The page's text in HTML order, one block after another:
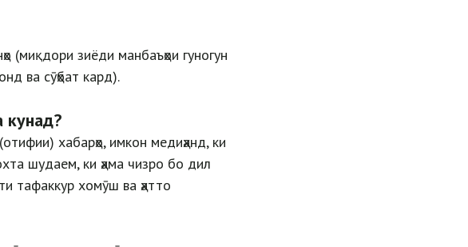
(миқдори зиёди манбаъҳои гуногун
ва сӯҳбат кард).
хабарҳо, имкон медиҳанд, ки
шудаем, ки ҳама чизро бо дил
тафаккур хомӯш ва ҳатто